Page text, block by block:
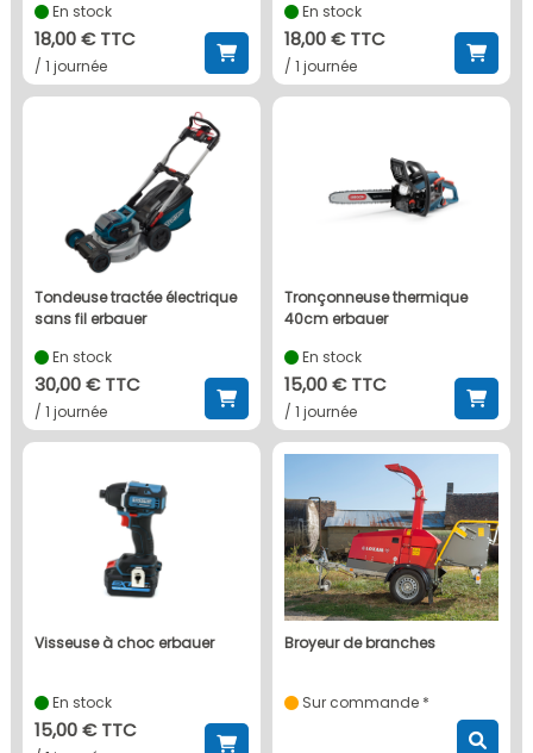
En stock
18,00 € TTC
/ 1 journée
En stock
18,00 € TTC
/ 1 journée
tondeuse tractée électrique
sans fil erbauer
En stock
30,00 € TTC
/ 1 journée
tronçonneuse thermique
40cm erbauer
En stock
15,00 € TTC
/ 1 journée
visseuse à choc erbauer
En stock
15,00 € TTC
broyeur de branches
Sur commande *